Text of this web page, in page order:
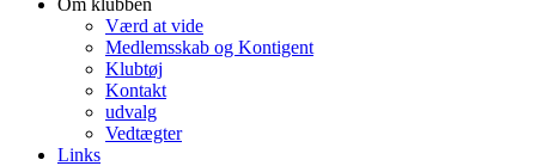
Om klubben
Værd at vide
Medlemsskab og Kontigent
Klubtøj
Kontakt
udvalg
Vedtægter
Links